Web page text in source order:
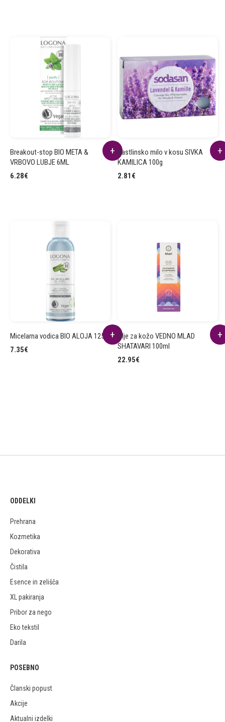
Breakout-stop BIO META &
VRBOVO LUBJE 6ML
6.28€
Rastlinsko milo v kosu SIVKA
KAMILICA 100g
2.81 €
Micelarna vodica BIO ALOJA 125ml
7.35€
Olje za kožo VEDNO MLAD
SHATAVARI 100ml
22.95€
ODDELKI
Prehrana
Kozmetika
Dekorativa
Čistila
Esence in zelišča
XL pakiranja
Pribor za nego
Eko tekstil
Darila
POSEBNO
Članski popust
Akcije
Aktualni izdelki